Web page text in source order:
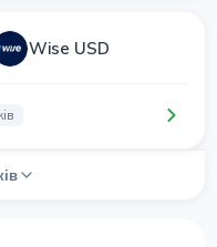
Wise USD